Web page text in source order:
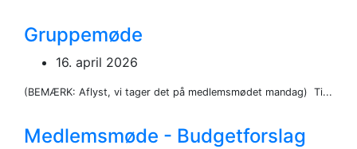
Gruppemøde
16. april 2026
(BEMÆRK: Aflyst, vi tager det på medlemsmødet mandag) Ti...
Medlemsmøde - Budgetforslag